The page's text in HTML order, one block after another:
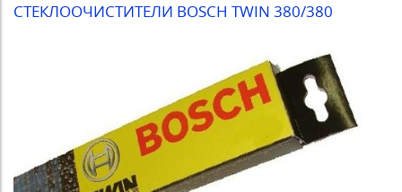
СТЕКЛООЧИСТИТЕЛИ BOSCH TWIN 380/380